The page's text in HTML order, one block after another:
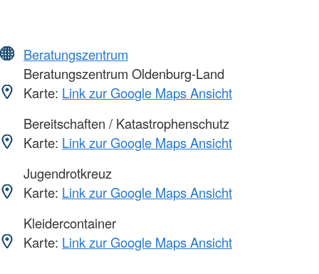
Beratungszentrum
Beratungszentrum Oldenburg-Land
Karte: Link zur Google Maps Ansicht
Bereitschaften / Katastrophenschutz
Karte: Link zur Google Maps Ansicht
Jugendrotkreuz
Karte: Link zur Google Maps Ansicht
Kleidercontainer
Karte: Link zur Google Maps Ansicht